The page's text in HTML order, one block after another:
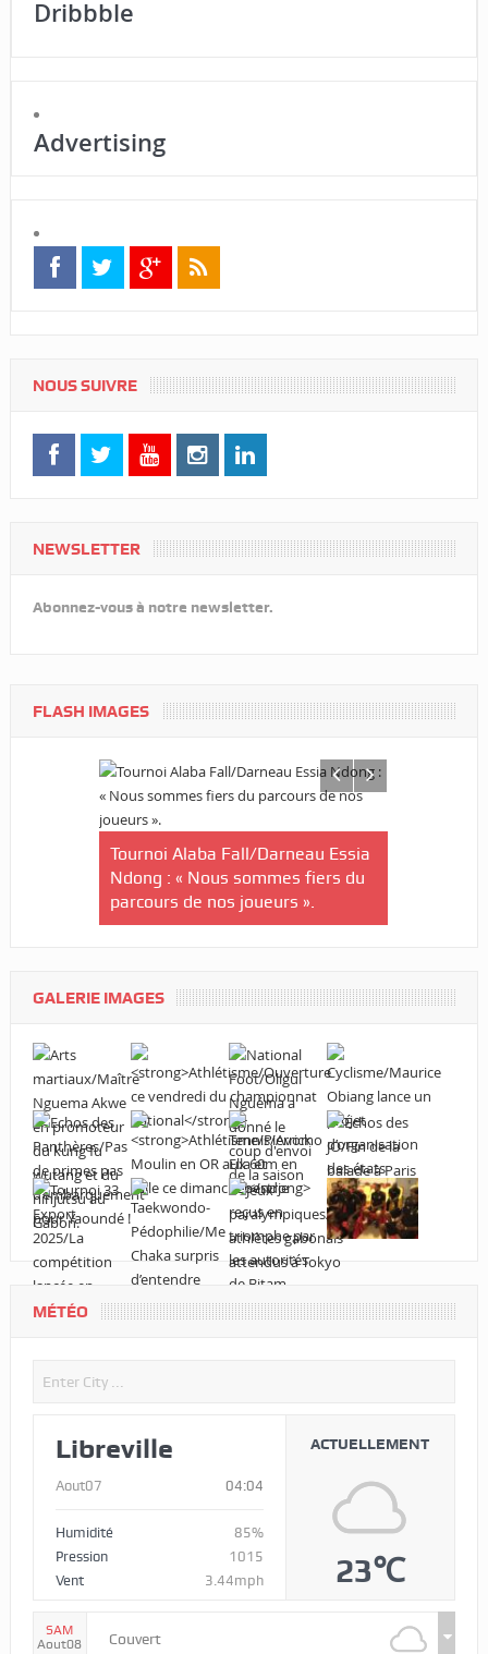
Dribbble
Advertising
NOUS SUIVRE
NEWSLETTER
Abonnez-vous à notre newsletter.
FLASH IMAGES
Tournoi Alaba Fall/Darneau Essia
Ndong : « Nous sommes fiers du
parcours de nos joueurs ».
GALERIE IMAGES
MÉTÉO
Libreville
Aout07 04:04
Humidité
85%
Pression
1015
Vent
3.44mph
ACTUELLEMENT
23℃
SAM
Aout08
Couvert